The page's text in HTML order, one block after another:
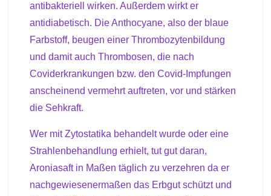
antibakteriell wirken. Außerdem wirkt er
antidiabetisch. Die Anthocyane, also der blaue
Farbstoff, beugen einer Thrombozytenbildung
und damit auch Thrombosen, die nach
Coviderkrankungen bzw. den Covid-Impfungen
anscheinend vermehrt auftreten, vor und stärken
die Sehkraft.
Wer mit Zytostatika behandelt wurde oder eine
Strahlenbehandlung erhielt, tut gut daran,
Aroniasaft in Maßen täglich zu verzehren da er
nachgewiesenermaßen das Erbgut schützt und